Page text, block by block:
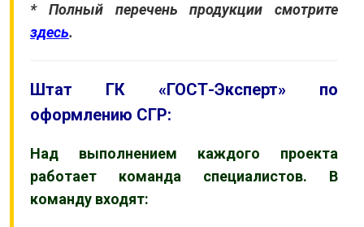
* Полный перечень продукции смотрите
здесь.
Штат ГК «ГОСТ-Эксперт» по
оформлению СГР:
Над выполнением каждого проекта
работает команда специалистов. В
команду входят: